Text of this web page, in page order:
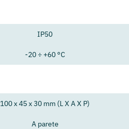
IP50
-20 ÷ +60 °C
100 x 45 x 30 mm (L X A X P)
A parete